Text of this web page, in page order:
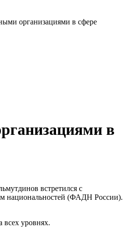
организациями в сфере
в
встретился с
национальностей (ФАДН России).
всех уровнях.